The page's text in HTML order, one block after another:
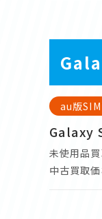
au版
Galaxy
未使用品買
中古買取